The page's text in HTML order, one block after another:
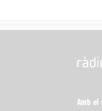
Amb el